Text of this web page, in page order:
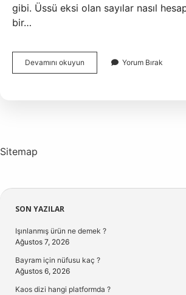
gibi. Üssü eksi olan sayılar nasıl
bir…
Devamını okuyun
2
Yorum Bırak
Sitemap
Sidebar
SON YAZILAR
Işınlanmış ürün ne demek ?
Ağustos 7, 2026
Bayram için nüfusu kaç ?
Ağustos 6, 2026
Kaos dizi hangi platformda ?